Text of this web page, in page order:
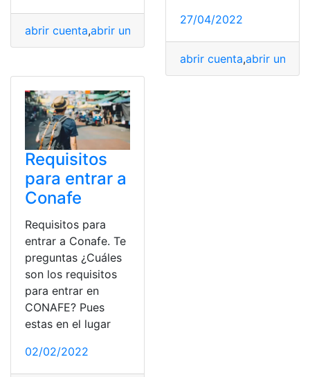
abrir cuenta,abrir una cuenta
27/04/2022
abrir cuenta,abrir una
Requisitos
para entrar a
Conafe
Requisitos para
entrar a Conafe. Te
preguntas ¿Cuáles
son los requisitos
para entrar en
CONAFE? Pues
estas en el lugar
02/02/2022